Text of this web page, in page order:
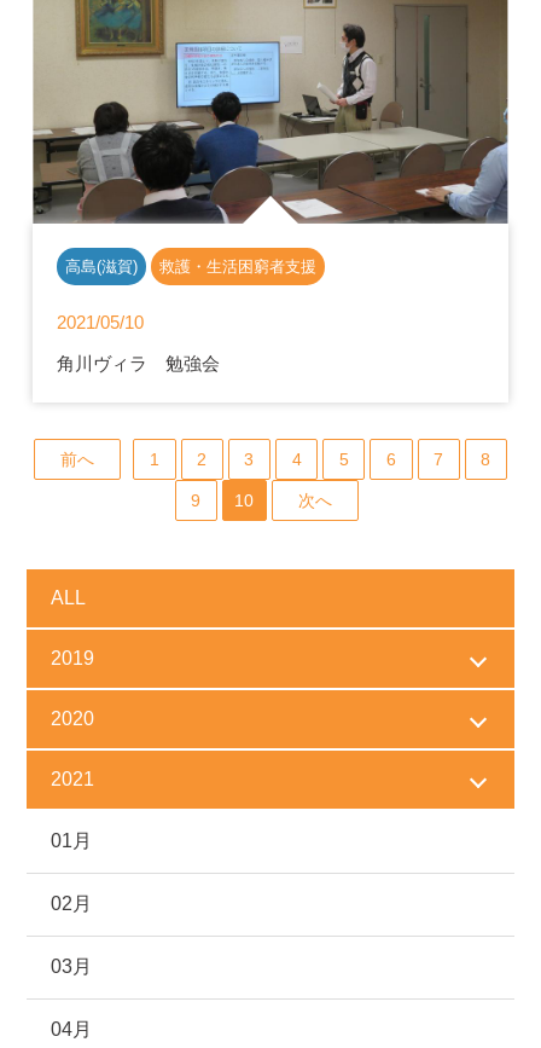
ALL
2019
2020
2021
01月
02月
03月
04月
高島(滋賀) 救護・生活困窮者支援
2021/05/10
角川ヴィラ 勉強会
前へ 1 2 3 4 5 6 7 8
9 10 次へ